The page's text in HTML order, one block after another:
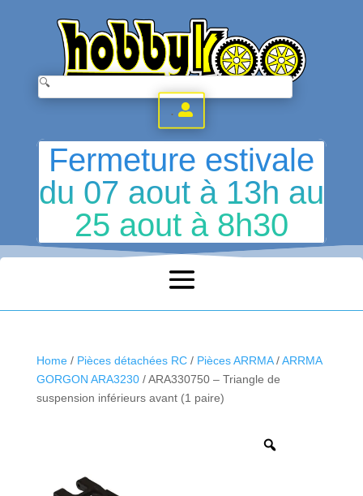
.
Fermeture estivale
du 07 aout à 13h au
25 aout à 8h30
Home/ Pièces détachées RC/ Pièces ARRMA/ARRMA
GORGON ARA3230/ ARA330750 – Triangle de
suspension inférieurs avant (1 paire)